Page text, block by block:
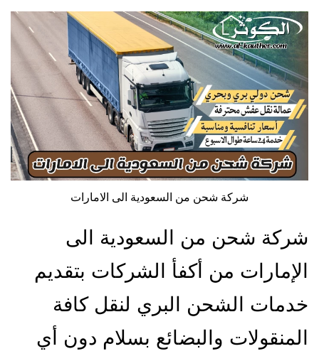
شركة شحن من السعودية الى الامارات
شركة شحن من السعودية الى
الإمارات من أكفأ الشركات بتقديم
خدمات الشحن البري لنقل كافة
المنقولات والبضائع بسلام دون أي